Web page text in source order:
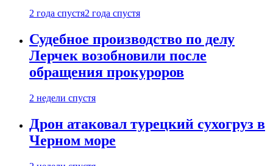
2 года спустя2 года спустя
Судебное производство по делу
Лерчек возобновили после
обращения прокуроров
2 недели спустя
Дрон атаковал турецкий сухогруз в
Черном море